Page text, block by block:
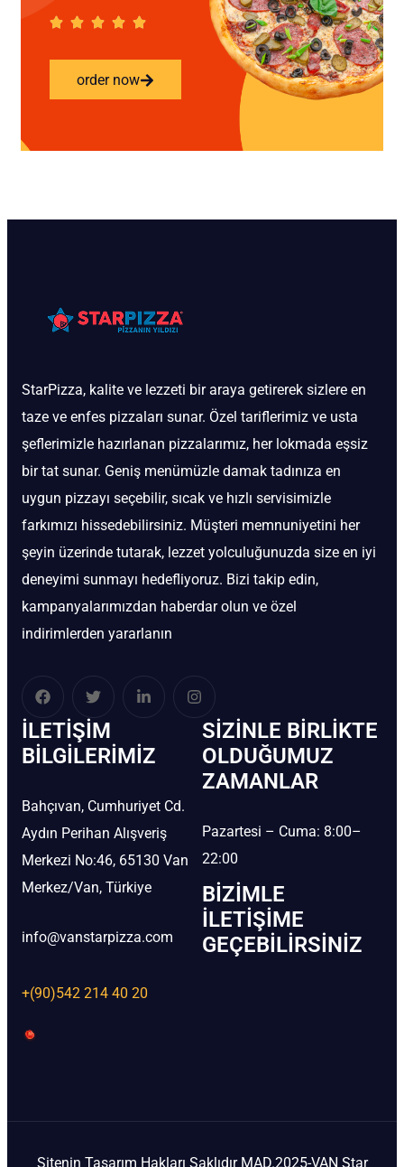
order now
StarPizza, kalite ve lezzeti bir araya getirerek sizlere en
taze ve enfes pizzaları sunar. Özel tariflerimiz ve usta
şeflerimizle hazırlanan pizzalarımız, her lokmada eşsiz
bir tat sunar. Geniş menümüzle damak tadınıza en
uygun pizzayı seçebilir, sıcak ve hızlı servisimizle
farkımızı hissedebilirsiniz. Müşteri memnuniyetini her
şeyin üzerinde tutarak, lezzet yolculuğunuzda size en iyi
deneyimi sunmayı hedefliyoruz. Bizi takip edin,
kampanyalarımızdan haberdar olun ve özel
indirimlerden yararlanın
İLETIŞIM
BİLGILERIMIZ
Bahçıvan, Cumhuriyet Cd.
Aydın Perihan Alışveriş
Merkezi No:46, 65130 Van
Merkez/Van, Türkiye
info@vanstarpizza.com
+(90)542 214 40 20
SIZINLE BIRLIKTE
OLDUĞUMUZ
ZAMANLAR
Pazartesi – Cuma: 8:00–
22:00
BIZIMLE
İLETIŞIME
GEÇEBILIRSINIZ
Sitenin Tasarım Hakları Saklıdır MAD.2025-VAN Star